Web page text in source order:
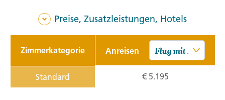
Preise, Zusatzleistungen, Hotels
Zimmerkategorie Anreisen
Standard € 5.195